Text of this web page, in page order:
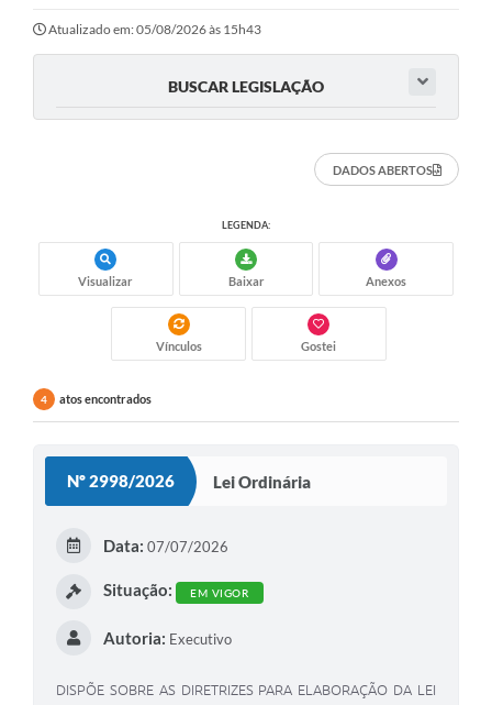
Atualizado em: 05/08/2026 às 15h43
BUSCAR LEGISLAÇÃO
DADOS ABERTOS
LEGENDA:
Visualizar Baixar Anexos
Vínculos Gostei
4 atos encontrados
Nº 2998/2026 Lei Ordinária
Data: 07/07/2026
Situação: EM VIGOR
Autoria: Executivo
DISPÕE SOBRE AS DIRETRIZES PARA ELABORAÇÃO DA LEI